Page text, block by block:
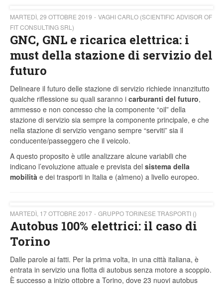
MARTEDÌ, 29 OTTOBRE 2019
VAGHI CARLO (SCIENTIFIC ADVISOR OF
FIT CONSULTING SRL)
GNC, GNL e ricarica elettrica: i
must della stazione di servizio del
futuro
Delineare il futuro delle stazione di servizio richiede innanzitutto
qualche riflessione su quali saranno i carburanti del futuro,
ammesso e non concesso che la componente “oil” della
stazione di servizio sia sempre la componente principale, e che
nella stazione di servizio vengano sempre “serviti” sia il
conducente/passeggero che il veicolo.
A questo proposito è utile analizzare alcune variabili che
indicano l’evoluzione attuale e prevista del sistema della
mobilità e dei trasporti in Italia e (almeno) a livello europeo.
MARTEDÌ, 17 OTTOBRE 2017 GRUPPO TORINESE TRASPORTI ()
Autobus 100% elettrici: il caso di
Torino
Dalle parole ai fatti. Per la prima volta, in una città italiana, è
entrata in servizio una flotta di autobus senza motore a scoppio.
È successo a inizio ottobre a Torino, dove 23 nuovi autobus